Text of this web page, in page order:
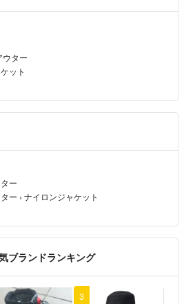
ター
ット
ー
ー › ナイロンジャケット
ブランドランキング
3